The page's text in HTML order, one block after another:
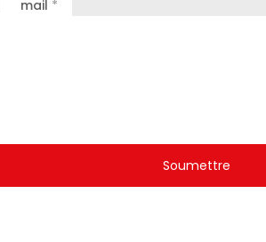
ou des vertiges.
températures supérieures à 50°C.
nues.
mail *